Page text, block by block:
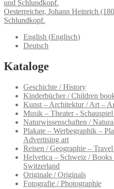
Oesterreicher, Johann Heinrich
Schlundkopf.
English (Englisch)
Deutsch
Kataloge
Geschichte / History
Kinderbücher / Children
Kunst – Architektur / Art –
Musik – Theater -
Naturwissenschaften /
Plakate – Werbegraphik –
Advertising art
Reisen / Geographie –
Helvetica – Schweiz / Books
Switzerland
Originale / Originals
Fotografie / Photographie